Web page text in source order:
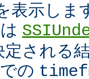
表示しま
定される
の